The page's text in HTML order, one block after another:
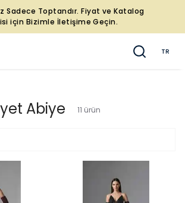
Sadece Toptandır. Fiyat ve Katalog
için Bizimle İletişime Geçin.
TR
Abiye 11 ürün